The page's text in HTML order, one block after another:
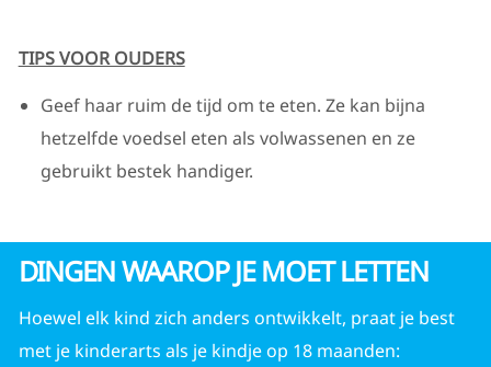
TIPS VOOR OUDERS
Geef haar ruim de tijd om te eten. Ze kan bijna
hetzelfde voedsel eten als volwassenen en ze
gebruikt bestek handiger.
DINGEN WAAROP JE MOET LETTEN
Hoewel elk kind zich anders ontwikkelt, praat je best
met je kinderarts als je kindje op 18 maanden: